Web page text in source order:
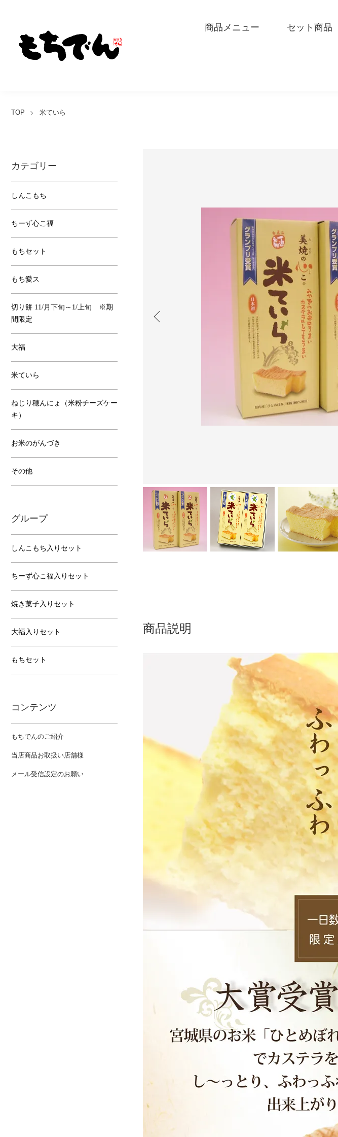
商品メニュー セット商品
TOP 米ていら
商品説明
カテゴリー
しんこもち
ちーず心こ福
もちセット
もち愛ス
切り餅 11/月下旬～1/上旬 ※期
間限定
大福
米ていら
ねじり穂んにょ（米粉チーズケー
キ）
お米のがんづき
その他
グループ
しんこもち入りセット
ちーず心こ福入りセット
焼き菓子入りセット
大福入りセット
もちセット
コンテンツ
もちでんのご紹介
当店商品お取扱い店舗様
メール受信設定のお願い